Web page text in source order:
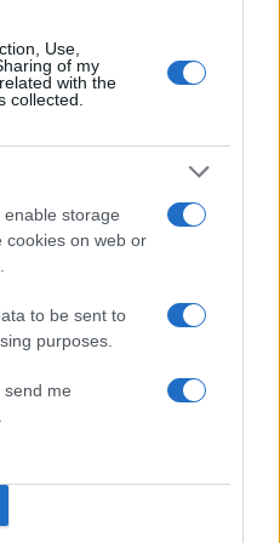
Use,
of my
with the
collected.
storage
cookies on web or
to be sent to
purposes.
send me
Instagram.
cuentas de clientes de
#EstadosUnidos. 🎀